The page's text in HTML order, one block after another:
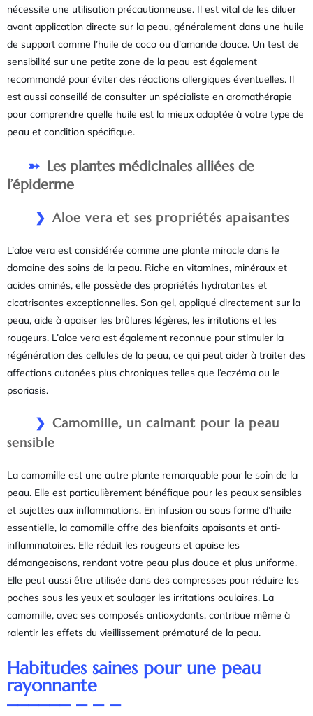
nécessite une utilisation précautionneuse. Il est vital de les diluer
avant application directe sur la peau, généralement dans une huile
de support comme l’huile de coco ou d’amande douce. Un test de
sensibilité sur une petite zone de la peau est également
recommandé pour éviter des réactions allergiques éventuelles. Il
est aussi conseillé de consulter un spécialiste en aromathérapie
pour comprendre quelle huile est la mieux adaptée à votre type de
peau et condition spécifique.
Les plantes médicinales alliées de
l’épiderme
Aloe vera et ses propriétés apaisantes
L’aloe vera est considérée comme une plante miracle dans le
domaine des soins de la peau. Riche en vitamines, minéraux et
acides aminés, elle possède des propriétés hydratantes et
cicatrisantes exceptionnelles. Son gel, appliqué directement sur la
peau, aide à apaiser les brûlures légères, les irritations et les
rougeurs. L’aloe vera est également reconnue pour stimuler la
régénération des cellules de la peau, ce qui peut aider à traiter des
affections cutanées plus chroniques telles que l’eczéma ou le
psoriasis.
Camomille, un calmant pour la peau
sensible
La camomille est une autre plante remarquable pour le soin de la
peau. Elle est particulièrement bénéfique pour les peaux sensibles
et sujettes aux inflammations. En infusion ou sous forme d’huile
essentielle, la camomille offre des bienfaits apaisants et anti-
inflammatoires. Elle réduit les rougeurs et apaise les
démangeaisons, rendant votre peau plus douce et plus uniforme.
Elle peut aussi être utilisée dans des compresses pour réduire les
poches sous les yeux et soulager les irritations oculaires. La
camomille, avec ses composés antioxydants, contribue même à
ralentir les effets du vieillissement prématuré de la peau.
Habitudes saines pour une peau
rayonnante